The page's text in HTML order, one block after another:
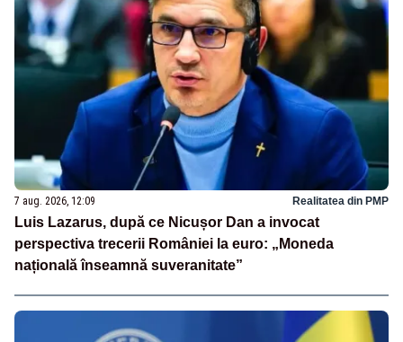
7 aug. 2026, 12:09 Realitatea din PMP
Luis Lazarus, după ce Nicușor Dan a invocat
perspectiva trecerii României la euro: „Moneda
națională înseamnă suveranitate”